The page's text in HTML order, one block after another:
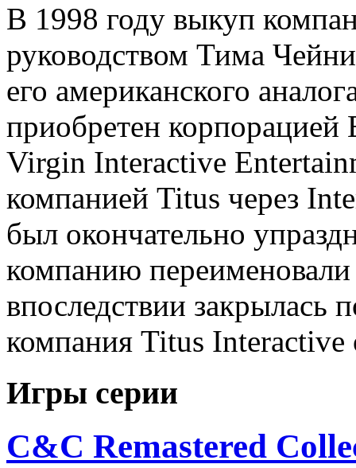
В 1998 году выкуп
руководством Тима
его американского
приобретен
Virgin Interactive
компанией Titus через
был окончательно
компанию
впоследствии закрылась
компания Titus Interactive
Игры серии
C&C Remastered